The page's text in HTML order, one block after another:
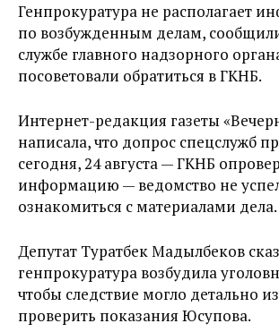
Генпрокуратура не располагает
по возбужденным делам,
службе главного надзорного
посоветовали обратиться в ГКНБ.
Интернет-редакция газеты
написала, что допрос спецслужб
сегодня, 24 августа — ГКНБ
информацию — ведомство не
ознакомиться с материалами дела.
Депутат Туратбек Мадылбеков
генпрокуратура возбудила
чтобы следствие могло детально
проверить показания Юсупова.